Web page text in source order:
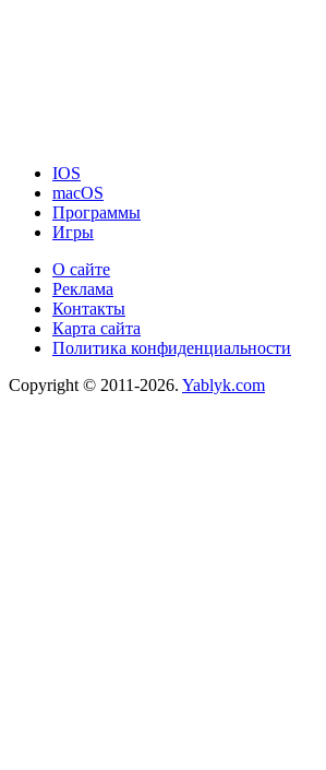
IOS
macOS
Программы
Игры
О сайте
Реклама
Контакты
Карта сайта
Политика конфиденциальности
Copyright © 2011-2026. Yablyk.сom